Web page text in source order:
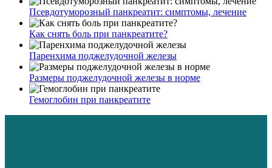
Псевдотуморозный панкреатит: симптомы, лечение
Как снять боль при панкреатите?
Паренхима поджелудочной железы
Размеры поджелудочной железы в норме
Гемоглобин при панкреатите